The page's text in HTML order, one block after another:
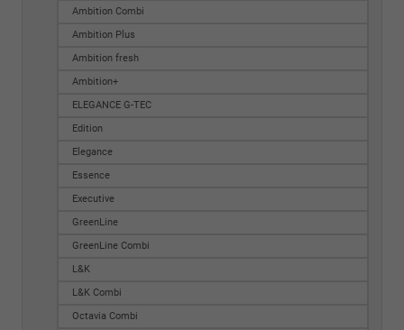
Ambition Combi
Ambition Plus
Ambition fresh
Ambition+
ELEGANCE G-TEC
Edition
Elegance
Essence
Executive
GreenLine
GreenLine Combi
L&K
L&K Combi
Octavia Combi